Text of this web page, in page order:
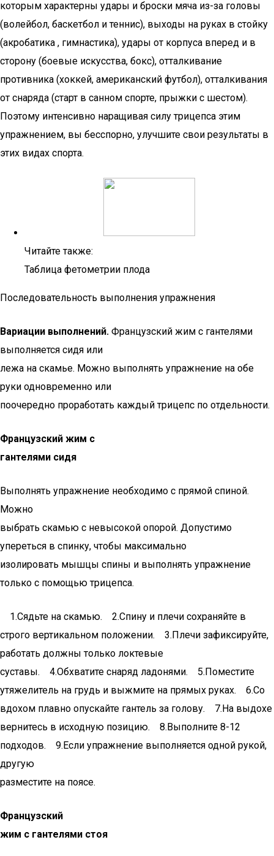
которым характерны удары и броски мяча из-за головы
(волейбол, баскетбол и теннис), выходы на руках в стойку
(акробатика , гимнастика), удары от корпуса вперед и в
сторону (боевые искусства, бокс), отталкивание
противника (хоккей, американский футбол), отталкивания
от снаряда (старт в санном спорте, прыжки с шестом).
Поэтому интенсивно наращивая силу трицепса этим
упражнением, вы бесспорно, улучшите свои результаты в
этих видах спорта.
Читайте также:
Таблица фетометрии плода
Последовательность выполнения упражнения
Вариации выполнений. Французский жим с гантелями
выполняется сидя или
лежа на скамье. Можно выполнять упражнение на обе
руки одновременно или
поочередно проработать каждый трицепс по отдельности.
Французский жим с
гантелями сидя
Выполнять упражнение необходимо с прямой спиной.
Можно
выбрать скамью с невысокой опорой. Допустимо
упереться в спинку, чтобы максимально
изолировать мышцы спины и выполнять упражнение
только с помощью трицепса.
1.Сядьте на скамью. 2.Спину и плечи сохраняйте в
строго вертикальном положении. 3.Плечи зафиксируйте,
работать должны только локтевые
суставы. 4.Обхватите снаряд ладонями. 5.Поместите
утяжелитель на грудь и выжмите на прямых руках. 6.Со
вдохом плавно опускайте гантель за голову. 7.На выдохе
вернитесь в исходную позицию. 8.Выполните 8-12
подходов. 9.Если упражнение выполняется одной рукой,
другую
разместите на поясе.
Французский
жим с гантелями стоя